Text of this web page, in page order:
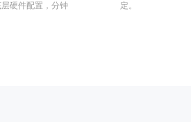
层硬件配置，分钟
定。